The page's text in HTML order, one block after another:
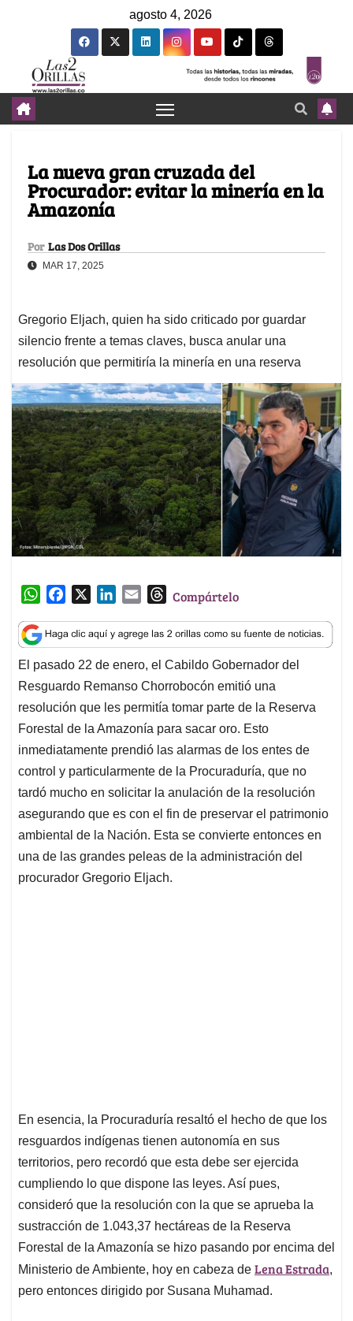
agosto 4, 2026
La nueva gran cruzada del
Procurador: evitar la minería en la
Amazonía
Por Las Dos Orillas
MAR 17, 2025
Gregorio Eljach, quien ha sido criticado por guardar
silencio frente a temas claves, busca anular una
resolución que permitiría la minería en una reserva
W
a
t
s
A
p
p
c
e
b
o
o
k
n
k
e
d
I
n
a
i
l
T
r
e
a
d
s
Compártelo
El pasado 22 de enero, el Cabildo Gobernador del
Resguardo Remanso Chorrobocón emitió una
resolución que les permitía tomar parte de la Reserva
Forestal de la Amazonía para sacar oro. Esto
inmediatamente prendió las alarmas de los entes de
control y particularmente de la Procuraduría, que no
tardó mucho en solicitar la anulación de la resolución
asegurando que es con el fin de preservar el patrimonio
ambiental de la Nación. Esta se convierte entonces en
una de las grandes peleas de la administración del
procurador Gregorio Eljach.
En esencia, la Procuraduría resaltó el hecho de que los
resguardos indígenas tienen autonomía en sus
territorios, pero recordó que esta debe ser ejercida
cumpliendo lo que dispone las leyes. Así pues,
consideró que la resolución con la que se aprueba la
sustracción de 1.043,37 hectáreas de la Reserva
Forestal de la Amazonía se hizo pasando por encima del
Ministerio de Ambiente, hoy en cabeza de Lena Estrada,
pero entonces dirigido por Susana Muhamad.